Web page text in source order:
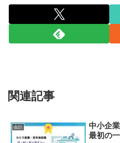
関連記事
会計
中小企
最初の